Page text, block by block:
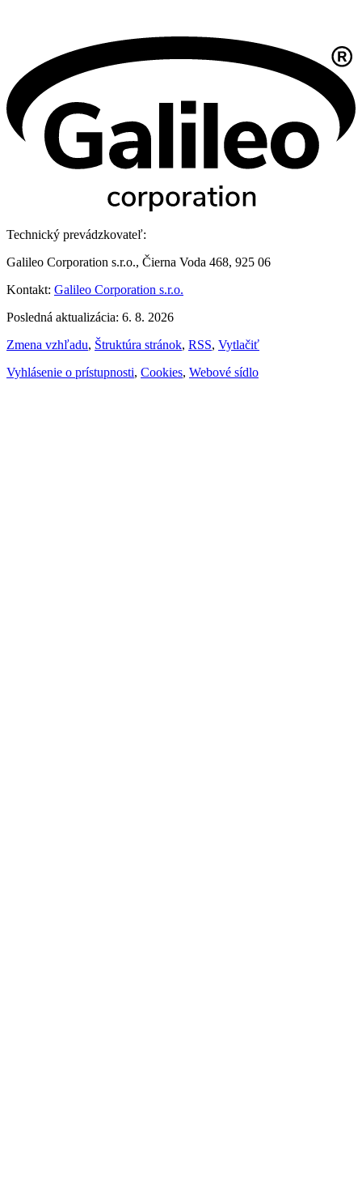
Technický prevádzkovateľ:
Galileo Corporation s.r.o., Čierna Voda 468, 925 06
Kontakt: Galileo Corporation s.r.o.
Posledná aktualizácia: 6. 8. 2026
Zmena vzhľadu, Štruktúra stránok, RSS, Vytlačiť
Vyhlásenie o prístupnosti, Cookies, Webové sídlo